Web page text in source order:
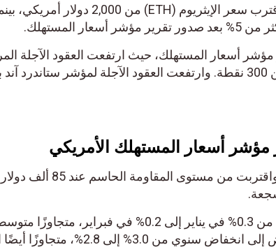
لمؤشر أسعار المستهلك لشهر فبراير. واقترب سعر الإيثريوم (ETH) من 2,000 دولار أمريكي، بينما
أسعار المستهلك، حيث ارتفعت العقود الآجلة
بمؤشري داو جونز وناسداك 100 بأكثر من 300 نقطة. وارتفعت العقود الآجلة لمؤشر ستاندرد آند
مؤشر أسعار المستهلك الأمريكي
قفزت عملة البيتكوين إلى 84 ألف دولار واقتربت من مستوى المقاومة
انخفض مؤشر أسعار المستهلك الرئيسي من 0.3% في يناير إلى 0.2% في فبراير، متجاوزًا متوسط ​​
التوقعات البالغ 0.5%. وترجم هذا الانخفاض إلى انخفاض سنوي من 3.0% إلى 2.8%،